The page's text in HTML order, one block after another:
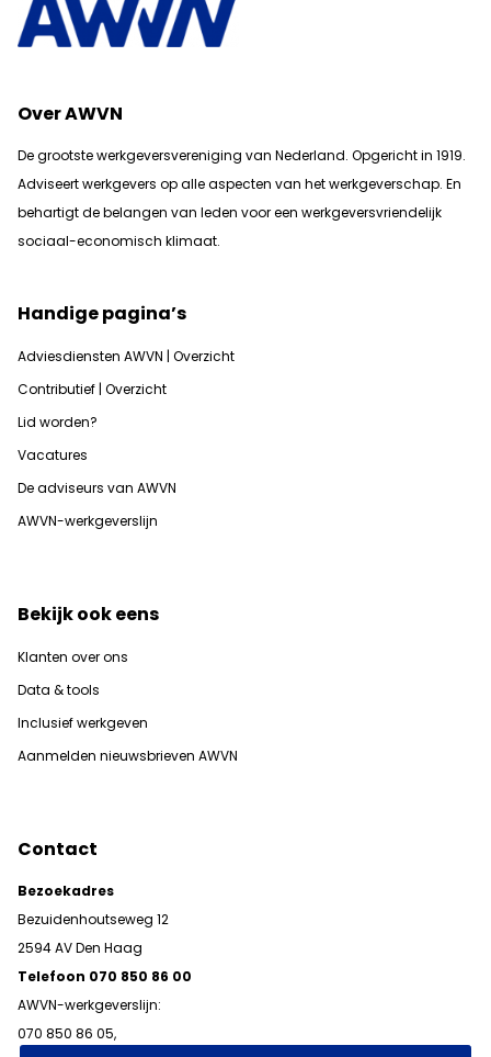
Over AWVN
De grootste werkgeversvereniging van Nederland. Opgericht in 1919.
Adviseert werkgevers op alle aspecten van het werkgeverschap. En
behartigt de belangen van leden voor een werkgeversvriendelijk
sociaal-economisch klimaat.
Handige pagina’s
Adviesdiensten AWVN | Overzicht
Contributief | Overzicht
Lid worden?
Vacatures
De adviseurs van AWVN
AWVN-werkgeverslijn
Bekijk ook eens
Klanten over ons
Data & tools
Inclusief werkgeven
Aanmelden nieuwsbrieven AWVN
Contact
Bezoekadres
Bezuidenhoutseweg 12
2594 AV Den Haag
Telefoon 070 850 86 00
AWVN-werkgeverslijn:
070 850 86 05,